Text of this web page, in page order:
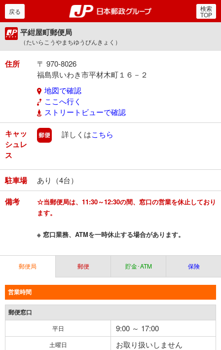
郵便局・日本郵政グルー
戻る 検索
TOP
平紺屋町郵便局
（たいらこうやまちゆうびんきょく）
住所
〒 970-8026
福島県いわき市平材木町１６－２
地図で確認
ここへ行く
ストリートビューで確認
キャッ
シュレ
ス
郵便
詳しくはこちら
駐車場 あり（4台）
備考
☆当郵便局は、11:30～12:30の間、窓口の営業を休止しており
ます。
※ 窓口業務、ATMを一時休止する場合があります。
郵便局 郵便 貯金･ATM 保険
営業時間
郵便窓口
平日 9:00 ～ 17:00
土曜日 お取り扱いしません